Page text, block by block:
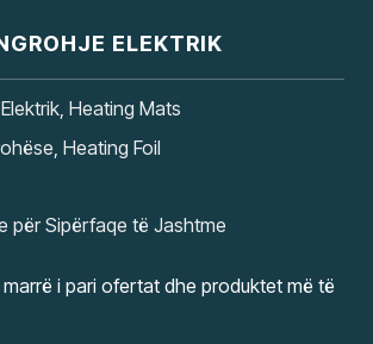
ELEKTRIK
Heating Mats
Heating Foil
për Sipërfaqe të Jashtme
i pari ofertat dhe produktet më të